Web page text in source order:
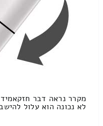
מקרר נראה דבר
לא נכונה הוא עלול